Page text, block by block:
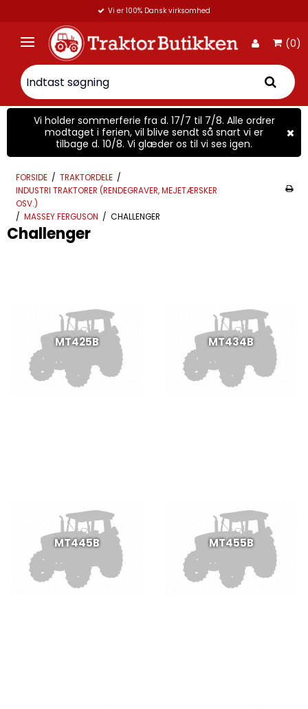
Vi er 100% Dansk virksomhed
(0)
Vi holder sommerferie fra d. 17/7 til 7/8. Alle ordrer
modtaget i ferien, vil blive sendt så snart vi er
tilbage d. 10/8. Vi glæder os til vi ses igen.
FORSIDE / TRAKTORDELE /
INDUSTRI TRAKTORER (RENDEGRAVER, MEJETÆRSKER
OSV.)
/ MASSEY FERGUSON / CHALLENGER
Challenger
MT425B MT434B
MT445B MT455B